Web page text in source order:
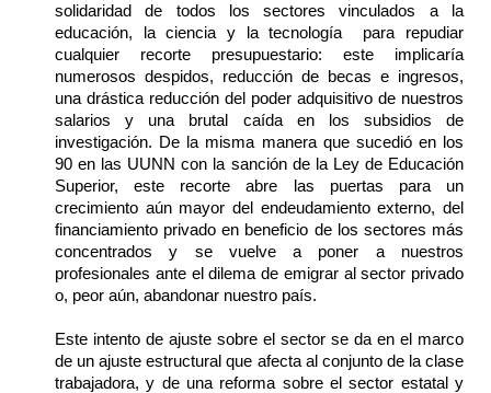
solidaridad de todos los sectores vinculados a la
educación, la ciencia y la tecnología  para repudiar
cualquier recorte presupuestario: este implicaría
numerosos despidos, reducción de becas e ingresos,
una drástica reducción del poder adquisitivo de nuestros
salarios y una brutal caída en los subsidios de
investigación. De la misma manera que sucedió en los
90 en las UUNN con la sanción de la Ley de Educación
Superior, este recorte abre las puertas para un
crecimiento aún mayor del endeudamiento externo, del
financiamiento privado en beneficio de los sectores más
concentrados y se vuelve a poner a nuestros
profesionales ante el dilema de emigrar al sector privado
o, peor aún, abandonar nuestro país.
Este intento de ajuste sobre el sector se da en el marco
de un ajuste estructural que afecta al conjunto de la clase
trabajadora, y de una reforma sobre el sector estatal y